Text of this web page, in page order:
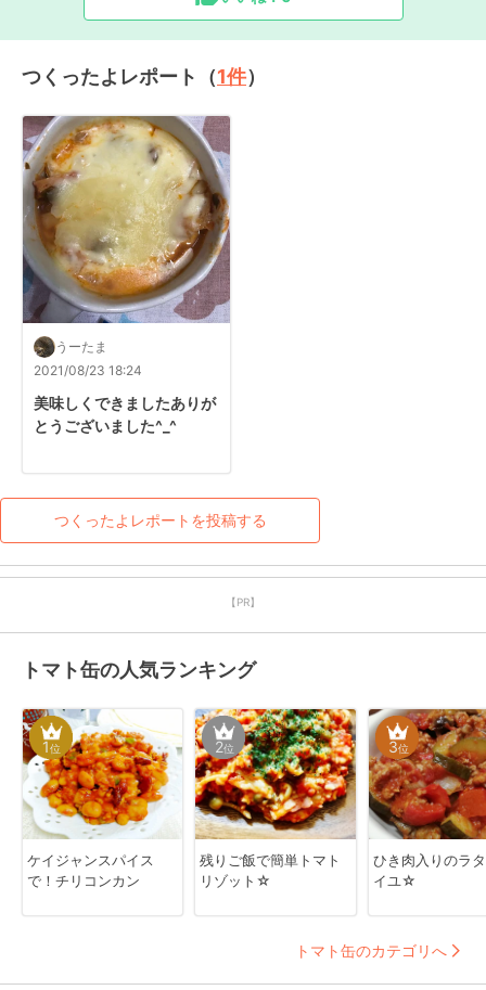
つくったよレポート（1件）
うーたま
2021/08/23 18:24
美味しくできましたありが
とうございました^_^
つくったよレポートを投稿する
【PR】
トマト缶の人気ランキング
1位
ケイジャンスパイス
で！チリコンカン
2位
残りご飯で簡単トマト
リゾット☆
3位
ひき肉入りのラ
イユ☆
トマト缶のカテゴリへ